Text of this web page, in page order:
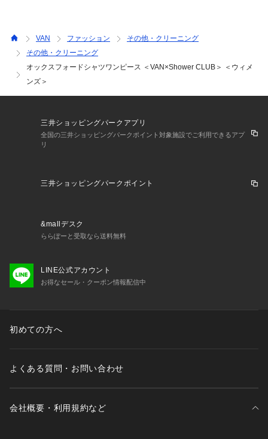
VAN ファッション
その他・クリーニング
その他・クリーニング
オックスフォードシャツワンピース ＜VAN×Shower CLUB＞ ＜ウィメ
ンズ＞
三井ショッピングパークアプリ
全国の三井ショッピングパークポイント対象施設でご利用できるアプ
リ
三井ショッピングパークポイント
&mallデスク
ららぽーと受取なら送料無料
LINE公式アカウント
お得なセール・クーポン情報配信中
初めての方へ
よくある質問・お問い合わせ
会社概要・利用規約など